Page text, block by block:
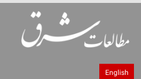
English